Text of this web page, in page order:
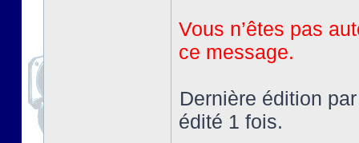
Vous n’êtes pas
ce message.
Dernière édition
édité 1 fois.